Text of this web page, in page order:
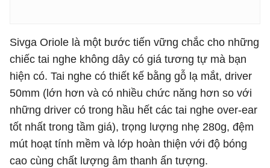
Sivga Oriole là một bước tiến vững chắc cho những
chiếc tai nghe không dây có giá tương tự mà bạn
hiện có. Tai nghe có thiết kế bằng gỗ lạ mắt, driver
50mm (lớn hơn và có nhiều chức năng hơn so với
những driver có trong hầu hết các tai nghe over-ear
tốt nhất trong tầm giá), trọng lượng nhẹ 280g, đệm
mút hoạt tính mềm và lớp hoàn thiện với độ bóng
cao cùng chất lượng âm thanh ấn tượng.